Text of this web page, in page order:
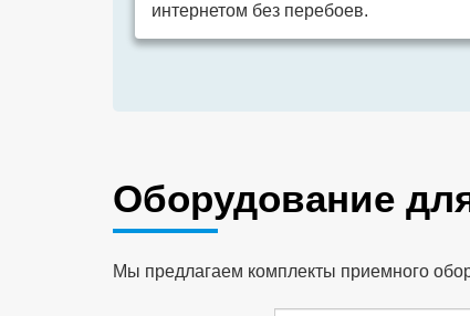
интернетом без перебоев.
Оборудование
Мы предлагаем комплекты приемного